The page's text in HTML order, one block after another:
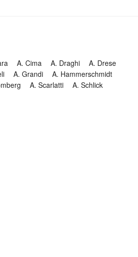
A. Cima A. Draghi
A. Drese
A. Grandi
A. Hammerschmidt
A. Scarlatti
A. Schlick